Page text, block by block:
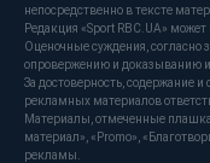
непосредственно в тексте
Редакция «Sport RBC.UA» может
Оценочные суждения, согласно
опровержению и доказыванию
За достоверность, содержание и
рекламных материалов
Материалы, отмеченные
материал», «Promo»,
рекламы.